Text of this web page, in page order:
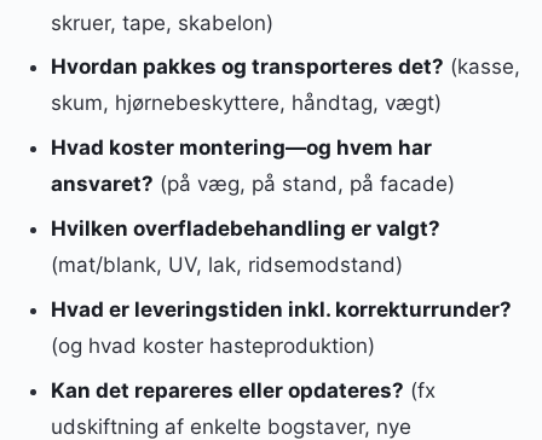
skruer, tape, skabelon)
Hvordan pakkes og transporteres det? (kasse,
skum, hjørnebeskyttere, håndtag, vægt)
Hvad koster montering—og hvem har
ansvaret? (på væg, på stand, på facade)
Hvilken overfladebehandling er valgt?
(mat/blank, UV, lak, ridsemodstand)
Hvad er leveringstiden inkl. korrekturrunder?
(og hvad koster hasteproduktion)
Kan det repareres eller opdateres? (fx
udskiftning af enkelte bogstaver, nye